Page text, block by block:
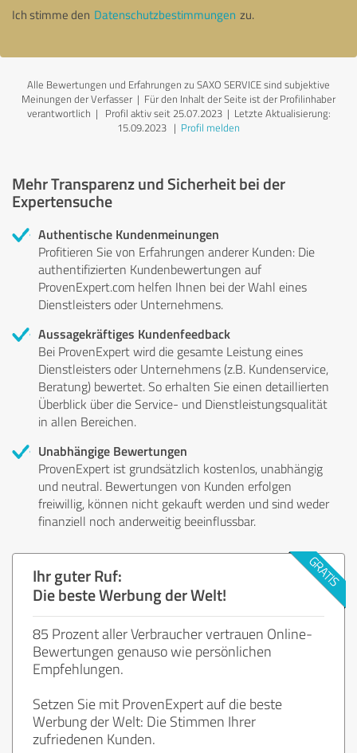
Ich stimme den Datenschutzbestimmungen zu.
Alle Bewertungen und Erfahrungen zu SAXO SERVICE sind subjektive
Meinungen der Verfasser | Für den Inhalt der Seite ist der Profilinhaber
verantwortlich | Profil aktiv seit 25.07.2023 | Letzte Aktualisierung:
15.09.2023 | Profil melden
Mehr Transparenz und Sicherheit bei der
Expertensuche
Authentische Kundenmeinungen
Profitieren Sie von Erfahrungen anderer Kunden: Die
authentifizierten Kundenbewertungen auf
ProvenExpert.com helfen Ihnen bei der Wahl eines
Dienstleisters oder Unternehmens.
Aussagekräftiges Kundenfeedback
Bei ProvenExpert wird die gesamte Leistung eines
Dienstleisters oder Unternehmens (z.B. Kundenservice,
Beratung) bewertet. So erhalten Sie einen detaillierten
Überblick über die Service- und Dienstleistungsqualität
in allen Bereichen.
Unabhängige Bewertungen
ProvenExpert ist grundsätzlich kostenlos, unabhängig
und neutral. Bewertungen von Kunden erfolgen
freiwillig, können nicht gekauft werden und sind weder
finanziell noch anderweitig beeinflussbar.
Ihr guter Ruf:
Die beste Werbung der Welt!
85 Prozent aller Verbraucher vertrauen Online-
Bewertungen genauso wie persönlichen
Empfehlungen.
Setzen Sie mit ProvenExpert auf die beste
Werbung der Welt: Die Stimmen Ihrer
zufriedenen Kunden.